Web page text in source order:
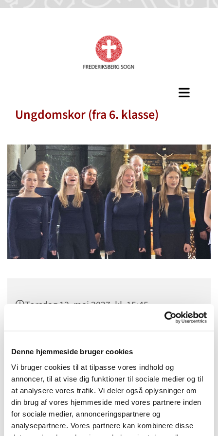
Denne hjemmeside bruger cookies
Vi bruger cookies til at tilpasse vores indhold og
annoncer, til at vise dig funktioner til sociale medier og til
at analysere vores trafik. Vi deler også oplysninger om
din brug af vores hjemmeside med vores partnere inden
for sociale medier, annonceringspartnere og
analysepartnere. Vores partnere kan kombinere disse
Ungdomskor (fra 6. klasse)
Torsdag 13. maj 2027, kl. 15:45
Menighedshuset, Pile Allé 3, 2000
Frederiksberg
.
Hver uge øver Frederiksberg Sogns Ungdomskor i